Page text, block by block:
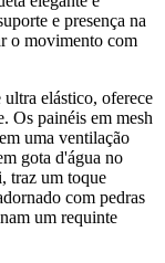
e presença na
o movimento com
elástico, oferece
Os painéis em mesh
uma ventilação
gota d'água no
traz um toque
com pedras
um requinte